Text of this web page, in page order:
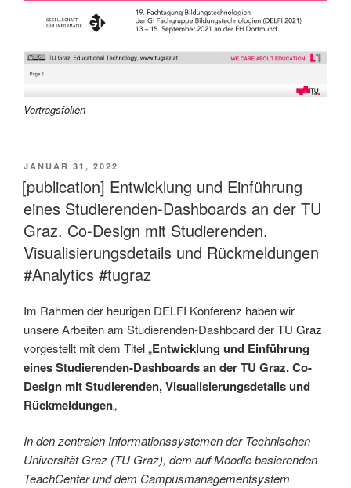
Vortragsfolien
VERÖFFENTLICHT
AM
JANUAR 31, 2022
[publication] Entwicklung und Einführung
eines Studierenden-Dashboards an der TU
Graz. Co-Design mit Studierenden,
Visualisierungsdetails und Rückmeldungen
#Analytics #tugraz
Im Rahmen der heurigen DELFI Konferenz haben wir
unsere Arbeiten am Studierenden-Dashboard derTU Graz
vorgestellt mit dem Titel „Entwicklung und Einführung
eines Studierenden-Dashboards an der TU Graz. Co-
Design mit Studierenden, Visualisierungsdetails und
Rückmeldungen„
In den zentralen Informationssystemen der Technischen
Universität Graz (TU Graz), dem auf Moodle basierenden
TeachCenter und dem Campusmanagementsystem